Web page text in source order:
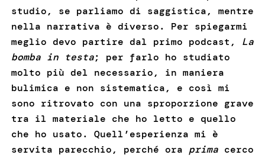
studio, se parliamo di saggistica, mentre
nella narrativa è diverso. Per spiegarmi
meglio devo partire dal primo podcast, La
bomba in testa; per farlo ho studiato
molto più del necessario, in maniera
bulimica e non sistematica, e così mi
sono ritrovato con una sproporzione grave
tra il materiale che ho letto e quello
che ho usato. Quell’esperienza mi è
servita parecchio, perché ora primacerco